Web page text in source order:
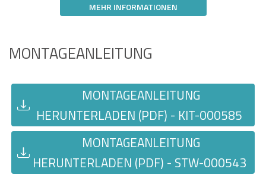
MEHR INFORMATIONEN
MONTAGEANLEITUNG
MONTAGEANLEITUNG
HERUNTERLADEN (PDF) - KIT-000585
MONTAGEANLEITUNG
HERUNTERLADEN (PDF) - STW-000543